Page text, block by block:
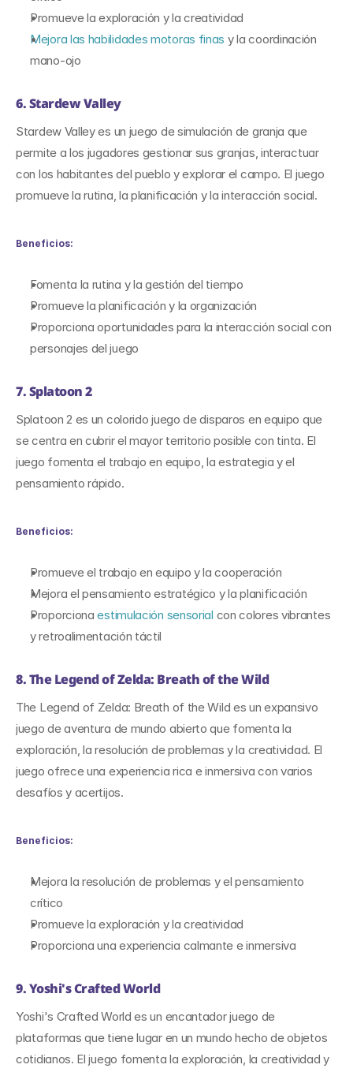
Promueve la exploración y la creatividad
Mejora las habilidades motoras finas y la coordinación
mano-ojo
6. Stardew Valley
Stardew Valley es un juego de simulación de granja que
permite a los jugadores gestionar sus granjas, interactuar
con los habitantes del pueblo y explorar el campo. El juego
promueve la rutina, la planificación y la interacción social.
Beneficios:
Fomenta la rutina y la gestión del tiempo
Promueve la planificación y la organización
Proporciona oportunidades para la interacción social con
personajes del juego
7. Splatoon 2
Splatoon 2 es un colorido juego de disparos en equipo que
se centra en cubrir el mayor territorio posible con tinta. El
juego fomenta el trabajo en equipo, la estrategia y el
pensamiento rápido.
Beneficios:
Promueve el trabajo en equipo y la cooperación
Mejora el pensamiento estratégico y la planificación
Proporciona estimulación sensorial con colores vibrantes
y retroalimentación táctil
8. The Legend of Zelda: Breath of the Wild
The Legend of Zelda: Breath of the Wild es un expansivo
juego de aventura de mundo abierto que fomenta la
exploración, la resolución de problemas y la creatividad. El
juego ofrece una experiencia rica e inmersiva con varios
desafíos y acertijos.
Beneficios:
Mejora la resolución de problemas y el pensamiento
crítico
Promueve la exploración y la creatividad
Proporciona una experiencia calmante e inmersiva
9. Yoshi's Crafted World
Yoshi's Crafted World es un encantador juego de
plataformas que tiene lugar en un mundo hecho de objetos
cotidianos. El juego fomenta la exploración, la creatividad y